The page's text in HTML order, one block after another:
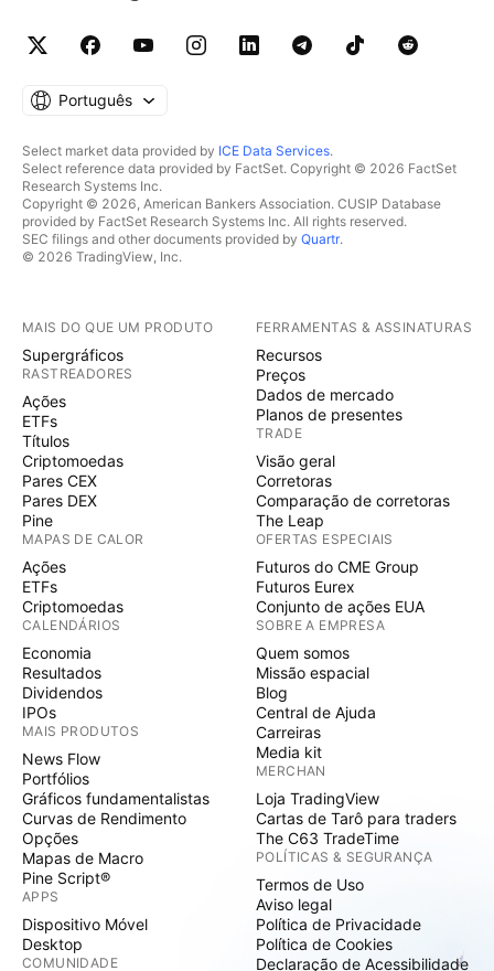
Português
Select market data provided by ICE Data Services.
Select reference data provided by FactSet. Copyright © 2026 FactSet
Research Systems Inc.
Copyright © 2026, American Bankers Association. CUSIP Database
provided by FactSet Research Systems Inc. All rights reserved.
SEC filings and other documents provided by Quartr.
© 2026 TradingView, Inc.
MAIS DO QUE UM PRODUTO
Supergráficos
RASTREADORES
Ações
ETFs
Títulos
Criptomoedas
Pares CEX
Pares DEX
Pine
MAPAS DE CALOR
Ações
ETFs
Criptomoedas
CALENDÁRIOS
Economia
Resultados
Dividendos
IPOs
MAIS PRODUTOS
News Flow
Portfólios
Gráficos fundamentalistas
Curvas de Rendimento
Opções
Mapas de Macro
Pine Script®
APPS
Dispositivo Móvel
Desktop
COMUNIDADE
FERRAMENTAS & ASSINATURAS
Recursos
Preços
Dados de mercado
Planos de presentes
TRADE
Visão geral
Corretoras
Comparação de corretoras
The Leap
OFERTAS ESPECIAIS
Futuros do CME Group
Futuros Eurex
Conjunto de ações EUA
SOBRE A EMPRESA
Quem somos
Missão espacial
Blog
Central de Ajuda
Carreiras
Media kit
MERCHAN
Loja TradingView
Cartas de Tarô para traders
The C63 TradeTime
POLÍTICAS & SEGURANÇA
Termos de Uso
Aviso legal
Política de Privacidade
Política de Cookies
Declaração de Acessibilidade